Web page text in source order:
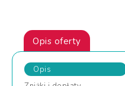
Opis oferty
Opis